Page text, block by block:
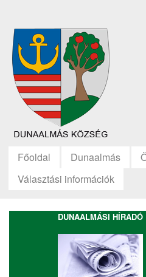
Főoldal Dunaalmás
Választási információk
DUNAALMÁSI HÍRADÓ